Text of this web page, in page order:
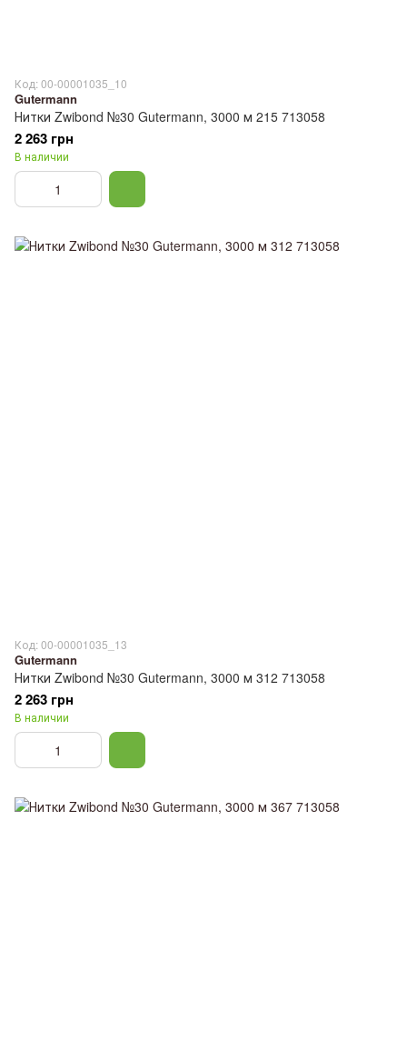
Код: 00-00001035_10
Gutermann
Нитки Zwibond №30 Gutermann, 3000 м 215 713058
2 263 грн
В наличии
Код: 00-00001035_13
Gutermann
Нитки Zwibond №30 Gutermann, 3000 м 312 713058
2 263 грн
В наличии